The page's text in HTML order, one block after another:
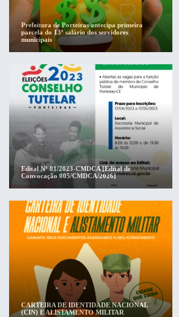
Prefeitura de Porteiras antecipa primeira
parcela do 13º salário dos servidores
municipais
Edital Nº 01/2023-CMDCA [Edital de
Convocação 005/CMDCA/2026]
CARTEIRA DE IDENTIDADE NACIONAL
(CIN) E ALISTAMENTO MILITAR